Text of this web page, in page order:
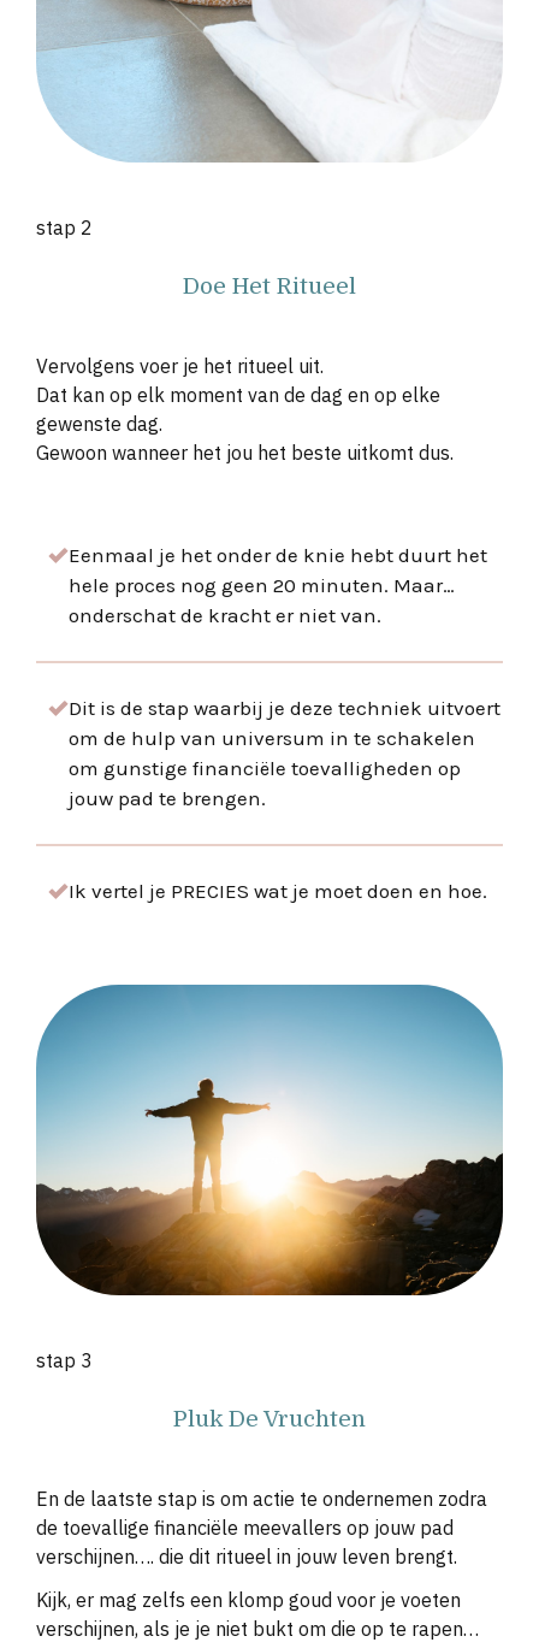
stap 2
Doe Het Ritueel
Vervolgens voer je het ritueel uit.
Dat kan op elk moment van de dag en op elke
gewenste dag.
Gewoon wanneer het jou het beste uitkomt dus.
Eenmaal je het onder de knie hebt duurt het
hele proces nog geen 20 minuten. Maar…
onderschat de kracht er niet van.
Dit is de stap waarbij je deze techniek uitvoert
om de hulp van universum in te schakelen
om gunstige financiële toevalligheden op
jouw pad te brengen.
Ik vertel je PRECIES wat je moet doen en hoe.
stap 3
Pluk De Vruchten
En de laatste stap is om actie te ondernemen zodra
de toevallige financiële meevallers op jouw pad
verschijnen…. die dit ritueel in jouw leven brengt.
Kijk, er mag zelfs een klomp goud voor je voeten
verschijnen, als je je niet bukt om die op te rapen…